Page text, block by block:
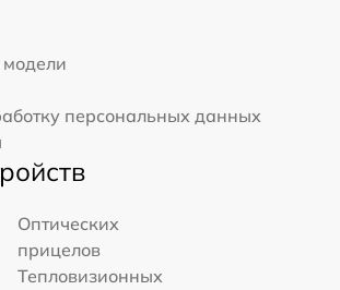
персональных данных
Оптических
прицелов
Тепловизионных